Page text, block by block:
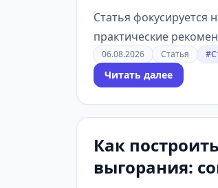
Статья фокусируется
практические
06.08.2026 Статья
Читать далее
Как
выгорания: